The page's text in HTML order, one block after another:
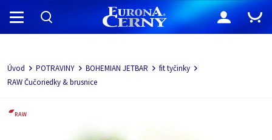
Navigácia
Úvod POTRAVINY BOHEMIAN JETBAR
fit tyčinky
RAW Čučoriedky & brusnice
RAW